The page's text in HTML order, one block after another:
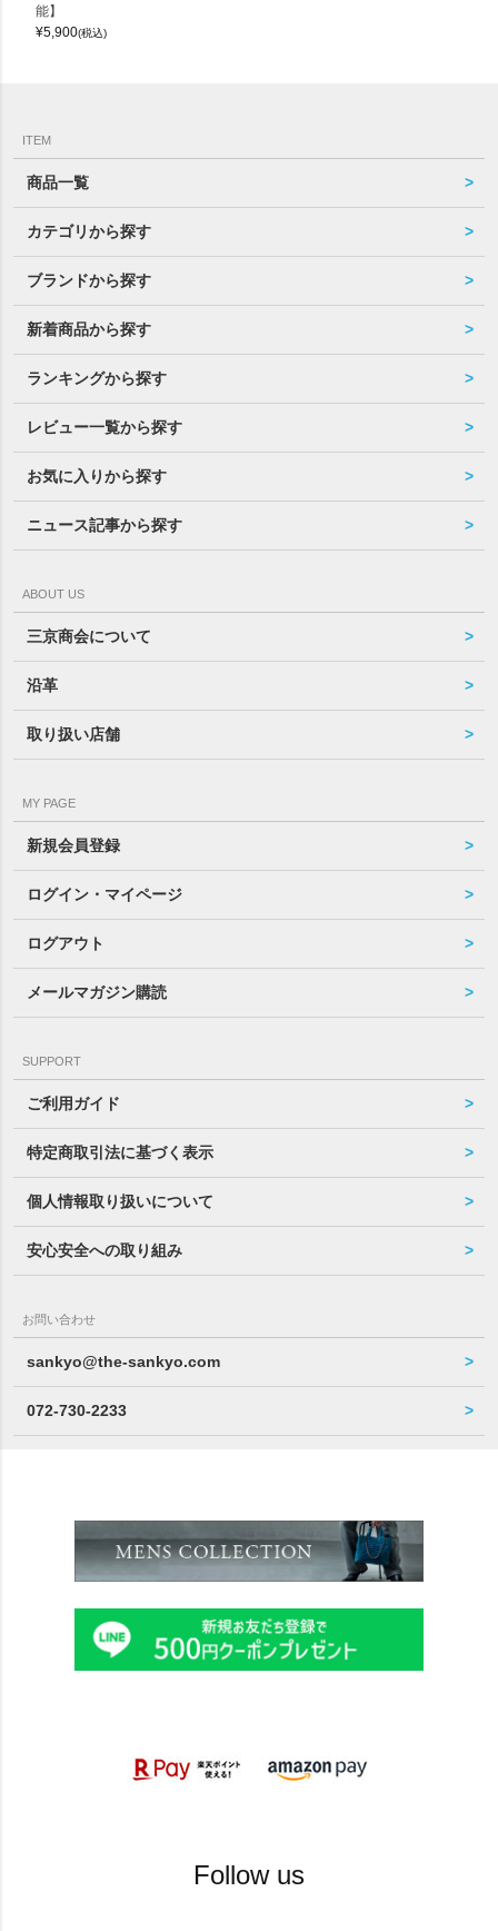
能】
¥5,900(税込)
ITEM
商品一覧
カテゴリから探す
ブランドから探す
新着商品から探す
ランキングから探す
レビュー一覧から探す
お気に入りから探す
ニュース記事から探す
ABOUT US
三京商会について
沿革
取り扱い店舗
MY PAGE
新規会員登録
ログイン・マイページ
ログアウト
メールマガジン購読
SUPPORT
ご利用ガイド
特定商取引法に基づく表示
個人情報取り扱いについて
安心安全への取り組み
お問い合わせ
sankyo@the-sankyo.com
072-730-2233
Follow us